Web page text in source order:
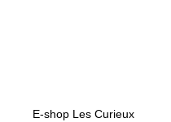
E-shop Les Curieux